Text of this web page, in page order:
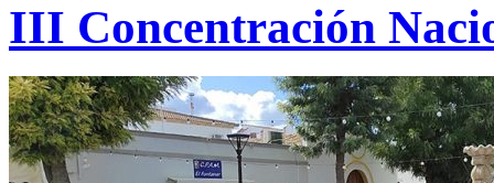
III Concentración